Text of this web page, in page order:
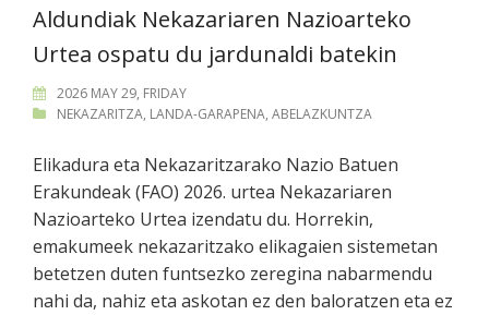
Aldundiak Nekazariaren Nazioarteko
Urtea ospatu du jardunaldi batekin
2026 MAY 29, FRIDAY
NEKAZARITZA, LANDA-GARAPENA, ABELAZKUNTZA
Elikadura eta Nekazaritzarako Nazio Batuen
Erakundeak (FAO) 2026. urtea Nekazariaren
Nazioarteko Urtea izendatu du. Horrekin,
emakumeek nekazaritzako elikagaien sistemetan
betetzen duten funtsezko zeregina nabarmendu
nahi da, nahiz eta askotan ez den baloratzen eta ez